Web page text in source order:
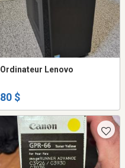
Ordinateur Lenovo
80 $